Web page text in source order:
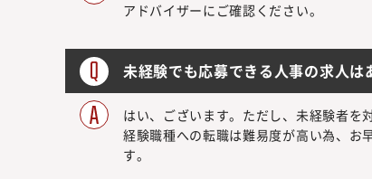
アドバイザーにご確認ください。
未経験でも応募できる人事の求人は
はい、ございます。ただし、未経験者を
経験職種への転職は難易度が高い為、お
す。